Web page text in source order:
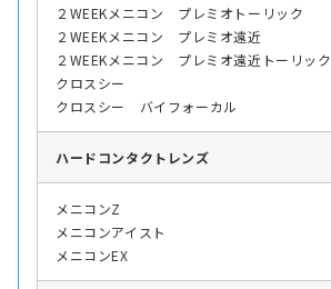
２WEEKメニコン プレミオトーリック
２WEEKメニコン プレミオ遠近
２WEEKメニコン プレミオ遠近トーリック
クロスシー
クロスシー バイフォーカル
ハード コンタクトレンズ
メニコンZ
メニコンアイスト
メニコンEX